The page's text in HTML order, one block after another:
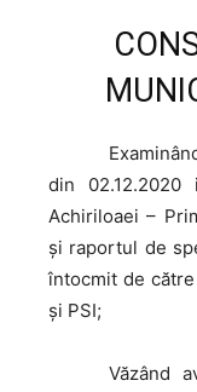
din
Achiriloaei –
şi raportul de
întocmit de
şi PSI;
Văzând